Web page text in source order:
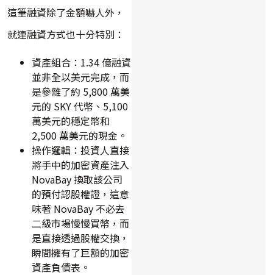
這筆融資除了金額嚇人外，
就連融資方式也十分特別：
資產組合：1.34 億融資
並非全以美元完成，而
是參雜了約 5,800 萬美
元的 SKY 代幣、5,100
萬美元的穩定幣和
2,500 萬美元的現金。
操作邏輯：投資人直接
將手中的加密資產注入
NovaBay 換取該公司
的預付認股權證，這意
味著 NovaBay 不必去
二級市場慢慢買幣，而
是直接透過股權交換，
瞬間擁有了巨額的加密
資產負債表。